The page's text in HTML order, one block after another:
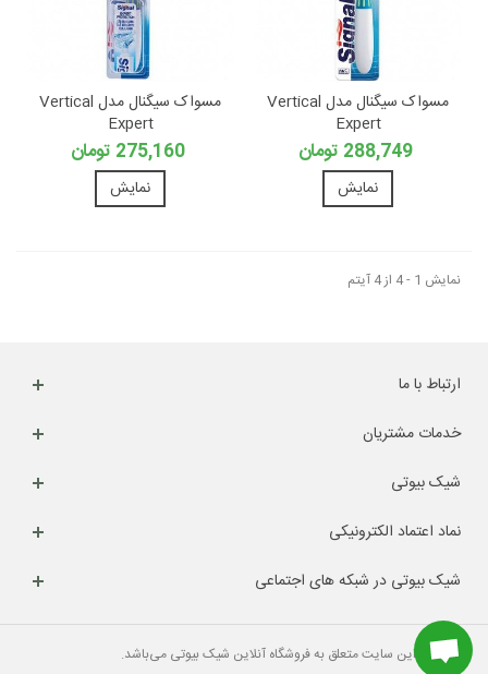
مسواک سیگنال مدل Vertical
Expert
288,749 تومان
نمایش
مسواک سیگنال مدل Vertical
Expert
275,160 تومان
نمایش
نمایش 1 - 4 از 4 آیتم
ارتباط با ما
خدمات مشتریان
شیک بیوتی
نماد اعتماد الکترونیکی
شیک بیوتی در شبکه های اجتماعی
کلیه حقوق این سایت متعلق به فروشگاه آنلاین شیک بیوتی می‌باشد.